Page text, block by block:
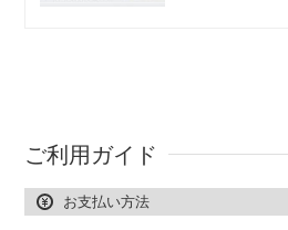
ご利用ガイド
お支払い方法